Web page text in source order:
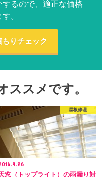
るので、適正な価格
。
りチェック
ススメです。
屋根修理
窓（トップライト）の雨漏り対